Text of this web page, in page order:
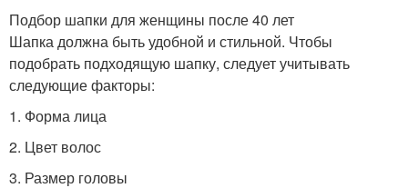
Подбор шапки для женщины после 40 лет
Шапка должна быть удобной и стильной. Чтобы
подобрать подходящую шапку, следует учитывать
следующие факторы:
1. Форма лица
2. Цвет волос
3. Размер головы